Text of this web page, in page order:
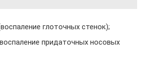
глоточных стенок);
придаточных носовых